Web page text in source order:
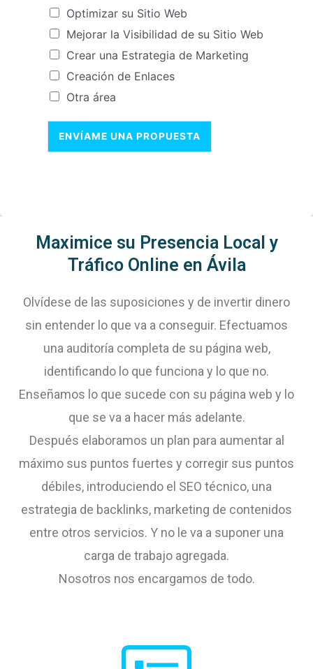
Optimizar su Sitio Web
Mejorar la Visibilidad de su Sitio Web
Crear una Estrategia de Marketing
Creación de Enlaces
Otra área
ENVÍAME UNA PROPUESTA
Maximice su Presencia Local y
Tráfico Online en Ávila
Olvídese de las suposiciones y de invertir dinero
sin entender lo que va a conseguir. Efectuamos
una auditoría completa de su página web,
identificando lo que funciona y lo que no.
Enseñamos lo que sucede con su página web y lo
que se va a hacer más adelante.
Después elaboramos un plan para aumentar al
máximo sus puntos fuertes y corregir sus puntos
débiles, introduciendo el SEO técnico, una
estrategia de backlinks, marketing de contenidos
entre otros servicios. Y no le va a suponer una
carga de trabajo agregada.
Nosotros nos encargamos de todo.